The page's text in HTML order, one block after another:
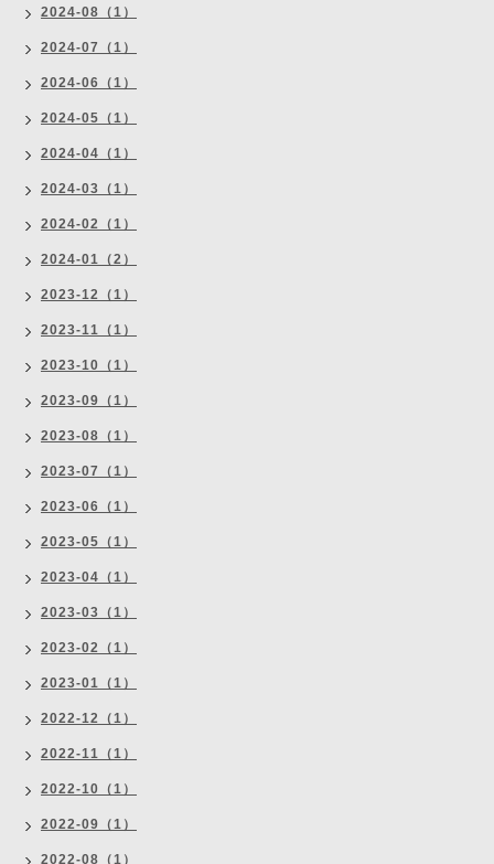
2024-08（1）
2024-07（1）
2024-06（1）
2024-05（1）
2024-04（1）
2024-03（1）
2024-02（1）
2024-01（2）
2023-12（1）
2023-11（1）
2023-10（1）
2023-09（1）
2023-08（1）
2023-07（1）
2023-06（1）
2023-05（1）
2023-04（1）
2023-03（1）
2023-02（1）
2023-01（1）
2022-12（1）
2022-11（1）
2022-10（1）
2022-09（1）
2022-08（1）